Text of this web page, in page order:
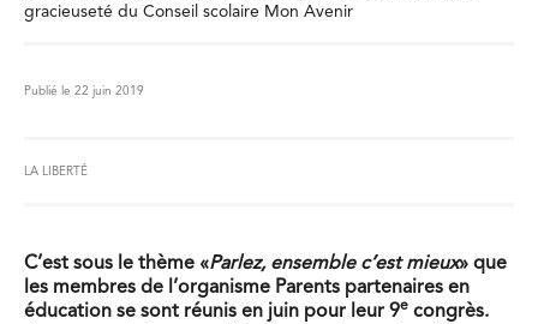
gracieuseté du Conseil scolaire Mon Avenir
Publié le 22 juin 2019
LA LIBERTÉ
C’est sous le thème «Parlez, ensemble c’est mieux» que
les membres de l’organisme Parents partenaires en
éducation se sont réunis en juin pour leur 9e congrès.